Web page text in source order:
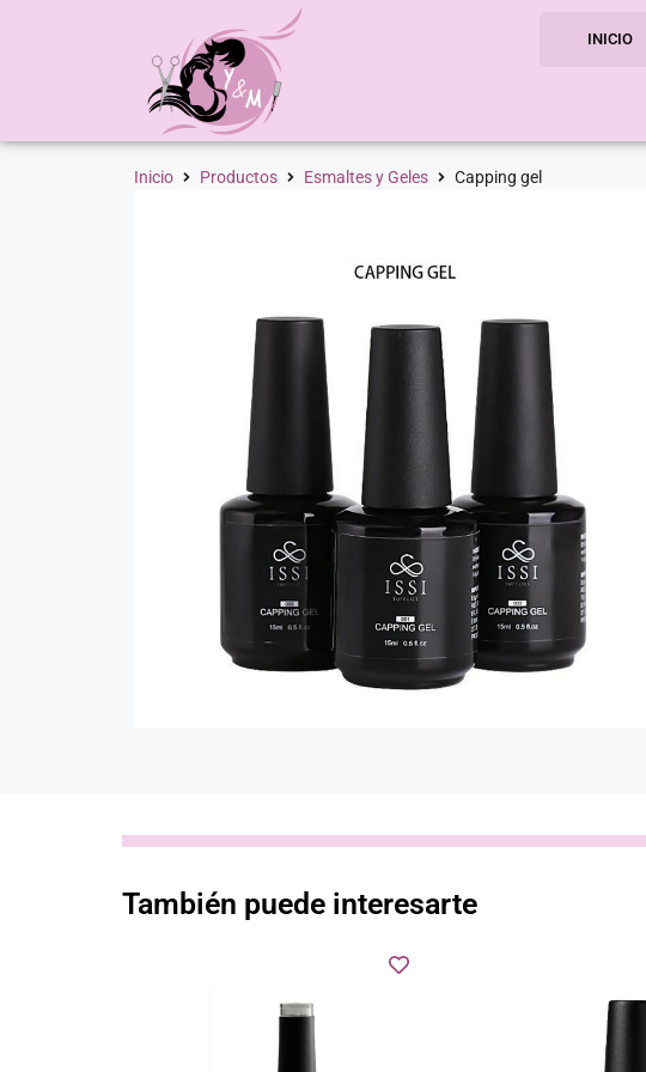
INICIO
Inicio Productos Esmaltes y Geles Capping gel
También puede interesarte